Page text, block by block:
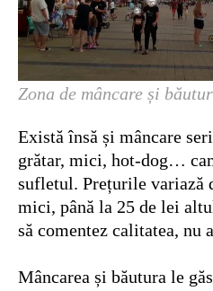
Zona de mâncare și
Există însă și mâncare
grătar, mici, hot-dog…
sufletul. Prețurile variază
mici, până la 25 de lei
să comentez calitatea, nu
Mâncarea și băutura le